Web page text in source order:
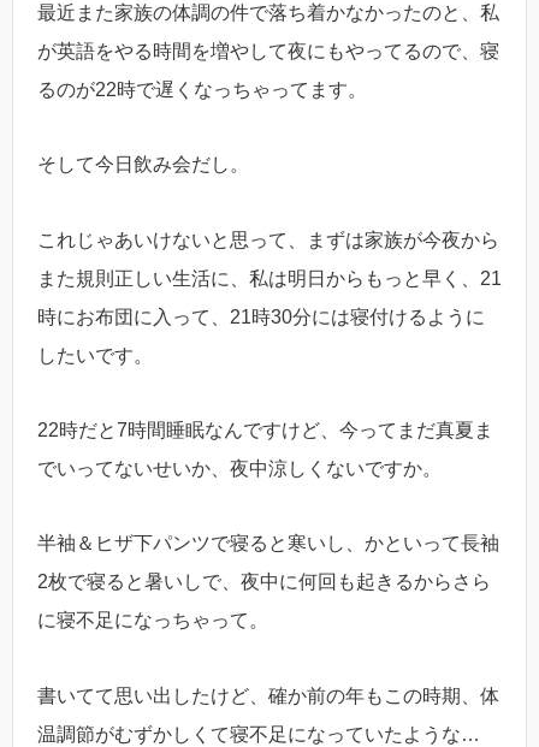
最近また家族の体調の件で落ち着かなかったのと、私
が英語をやる時間を増やして夜にもやってるので、寝
るのが22時で遅くなっちゃってます。
そして今日飲み会だし。
これじゃあいけないと思って、まずは家族が今夜から
また規則正しい生活に、私は明日からもっと早く、21
時にお布団に入って、21時30分には寝付けるように
したいです。
22時だと7時間睡眠なんですけど、今ってまだ真夏ま
でいってないせいか、夜中涼しくないですか。
半袖＆ヒザ下パンツで寝ると寒いし、かといって長袖
2枚で寝ると暑いしで、夜中に何回も起きるからさら
に寝不足になっちゃって。
書いてて思い出したけど、確か前の年もこの時期、体
温調節がむずかしくて寝不足になっていたような…